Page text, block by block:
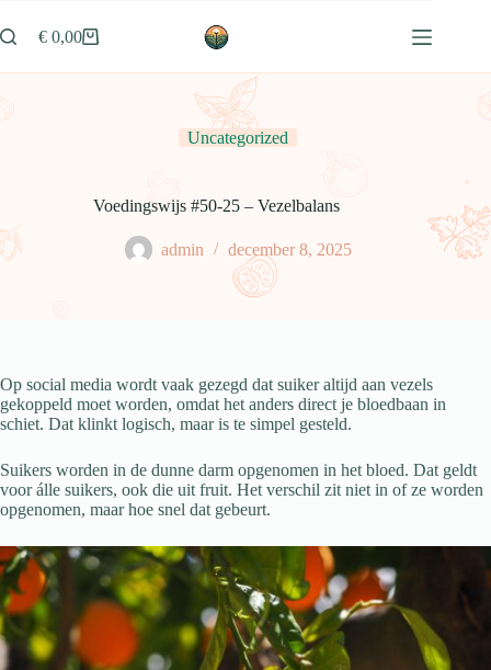
naar
de
Winkelwagen
€ 0,00
Uncategorized
Voedingswijs #50-25 – Vezelbalans
admin december 8, 2025
Op social media wordt vaak gezegd dat suiker altijd aan vezels
gekoppeld moet worden, omdat het anders direct je bloedbaan in
schiet. Dat klinkt logisch, maar is te simpel gesteld.
Suikers worden in de dunne darm opgenomen in het bloed. Dat geldt
voor álle suikers, ook die uit fruit. Het verschil zit niet in of ze worden
opgenomen, maar hoe snel dat gebeurt.